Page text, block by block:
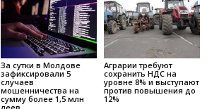
За сутки в Молдове
зафиксировали 5
случаев
мошенничества на
сумму более 1,5 млн
Аграрии требуют
сохранить НДС на
уровне 8% и выступают
против повышения до
12%